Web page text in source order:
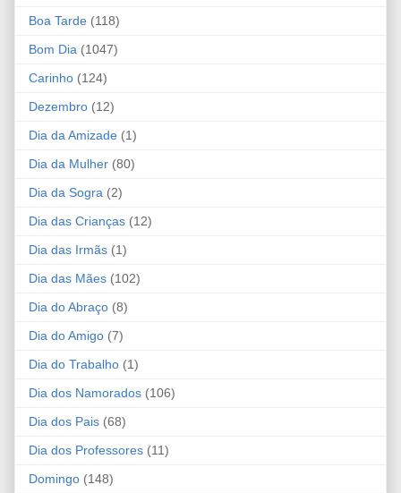
Boa Tarde (118)
Bom Dia (1047)
Carinho (124)
Dezembro (12)
Dia da Amizade (1)
Dia da Mulher (80)
Dia da Sogra (2)
Dia das Crianças (12)
Dia das Irmãs (1)
Dia das Mães (102)
Dia do Abraço (8)
Dia do Amigo (7)
Dia do Trabalho (1)
Dia dos Namorados (106)
Dia dos Pais (68)
Dia dos Professores (11)
Domingo (148)